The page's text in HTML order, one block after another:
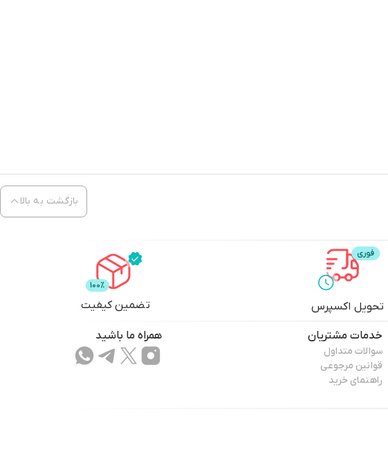
بازگشت به بالا
تحویل اکسپرس تضمین کیفیت
خدمات مشتریان
سوالات متداول
قوانین مرجوعی
راهنمای خرید
همراه ما باشید